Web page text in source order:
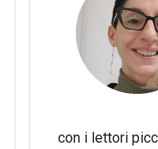
con i lettori